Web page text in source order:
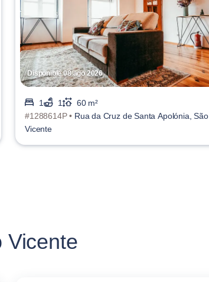
Disponible 08 ago 2026
1 1
60 m²
#1288614P • Rua da Cruz de Santa Apolónia, São
Vicente
Vicente